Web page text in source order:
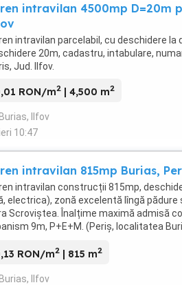
intravilan 4500mp D=20m
intravilan parcelabil, cu deschidere la
20m, cadastru, intabulare,
Jud. Ilfov.
RON/m2 | 4,500 m2
Burias, Ilfov
ieri 10:47
intravilan 815mp Burias,
intravilan construcții 815mp,
electrica), zonă excelentă lîngă pădure
Scroviștea. Înalțime maximă admisă
9m, P+E+M. (Periș, localitatea
RON/m2 | 815 m2
Burias, Ilfov